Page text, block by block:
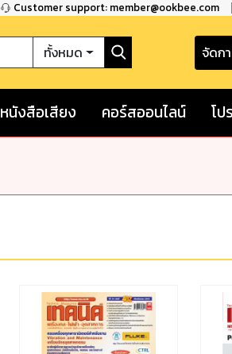
Customer support: member@ookbee.com
ทั้งหมด จัดก
หนังสือเสียง คอร์สออนไลน์ โป